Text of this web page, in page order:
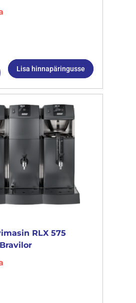
Lisa hinnapäringusse
RLX 575